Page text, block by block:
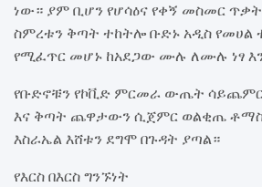
ነው። ያም ቢሆን የሆሳዕና የቀኝ መስመር
ስምረቱን ቅጣት ተከትሎ ቡድኑ አዲስ የመሀል
የሚፈጥር መሆኑ ከአደጋው ሙሉ ለሙሉ ነፃ
የቡድኖቹን የኮቪድ ምርመራ ውጤት ሳይጨምር
እና ቅጣት ጨዋታውን ሲጀምር ወልቂጤ ቶማስ
እስራኤል እሸቱን ደግሞ በጉዳት ያጣል።
የእርስ በእርስ ግንኙነት